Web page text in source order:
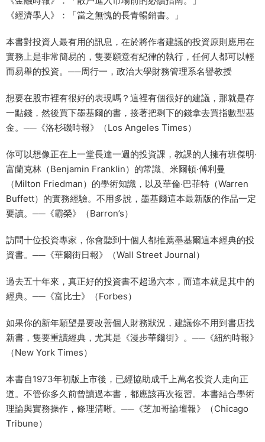
《經濟學人》：「當之無愧的長青暢銷書。」
本書對投資人最有用的訊息，在於將作者建議的投資原則應用在
實務上是非常簡易的，隻要願意有紀律的執行，任何人都可以輕
而易舉的投資。──周行一，政治大學財務管理系名譽教授
想要在股市裡有很好的表現嗎？這裡有個很好的建議，那就是存
一點錢，然後買下墨基爾的書，接著把剩下的錢拿去買指數型基
金。──《洛杉磯時報》（Los Angeles Times）
你可以想像正在上一堂長達一週的投資課，教課的人擁有班傑明‧
富蘭克林（Benjamin Franklin）的常識、米爾頓‧傅利曼
（Milton Friedman）的學術知識，以及華倫‧巴菲特（Warren
Buffett）的實務經驗。不用多說，墨基爾這本最新版的作品一定
要讀。──《霸榮》（Barron’s）
訪問十位投資專家，你會聽到十個人都推薦墨基爾這本經典的投
資書。──《華爾街日報》（Wall Street Journal）
過去五十年來，真正好的投資書不超過六本，而這本就是其中的
經典。──《富比士》（Forbes）
如果你的新年願望是要改善個人財務狀況，建議你不用到書店找
新書，隻要重讀經典，尤其是《漫步華爾街》。──《紐約時報》
（New York Times）
本書自1973年初版上市後，已經協助成千上萬名投資人走向正
道。不管你多久前曾讀過本書，都應該再次複習。本書結合學術
理論與實務操作，條理清晰。──《芝加哥論壇報》（Chicago
Tribune）